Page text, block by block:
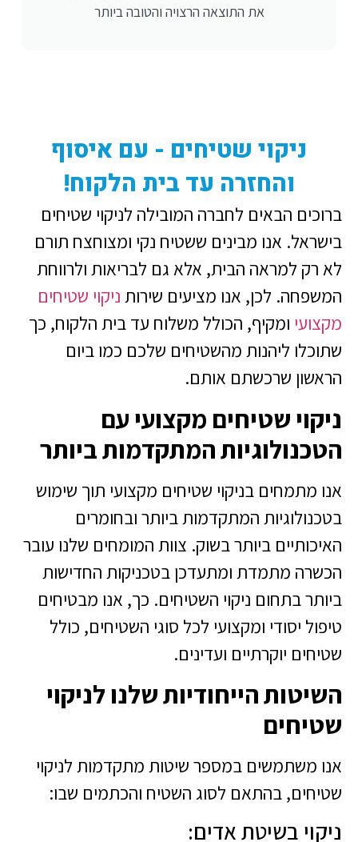
את התוצאה הרצויה והטובה ביותר
ניקוי שטיחים - עם איסוף
והחזרה עד בית הלקוח!
ברוכים הבאים לחברה המובילה לניקוי שטיחים
בישראל. אנו מבינים ששטיח נקי ומצוחצח תורם
לא רק למראה הבית, אלא גם לבריאות ולרווחת
המשפחה. לכן, אנו מציעים שירות ניקוי שטיחים
מקצועי ומקיף, הכולל משלוח עד בית הלקוח, כך
שתוכלו ליהנות מהשטיחים שלכם כמו ביום
הראשון שרכשתם אותם.
ניקוי שטיחים מקצועי עם
הטכנולוגיות המתקדמות ביותר
אנו מתמחים בניקוי שטיחים מקצועי תוך שימוש
בטכנולוגיות המתקדמות ביותר ובחומרים
האיכותיים ביותר בשוק. צוות המומחים שלנו עובר
הכשרה מתמדת ומתעדכן בטכניקות החדישות
ביותר בתחום ניקוי השטיחים. כך, אנו מבטיחים
טיפול יסודי ומקצועי לכל סוגי השטיחים, כולל
שטיחים יוקרתיים ועדינים.
השיטות הייחודיות שלנו לניקוי
שטיחים
אנו משתמשים במספר שיטות מתקדמות לניקוי
שטיחים, בהתאם לסוג השטיח והכתמים שבו:
ניקוי בשיטת אדים: